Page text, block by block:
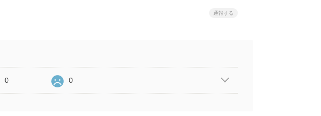
通報する
0 0